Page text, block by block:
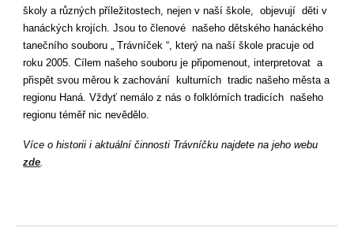
školy a různých příležitostech, nejen v naší škole, objevují děti v
hanáckých krojích. Jsou to členové našeho dětského hanáckého
tanečního souboru „ Trávníček “, který na naší škole pracuje od
roku 2005. Cílem našeho souboru je připomenout, interpretovat a
přispět svou měrou k zachování kulturních tradic našeho města a
regionu Haná. Vždyť nemálo z nás o folklórních tradicích našeho
regionu téměř nic nevědělo.
Více o historii i aktuální činnosti Trávníčku najdete na jeho webu
zde